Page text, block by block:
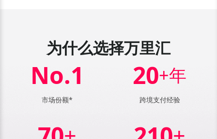
为什么选择万里汇
1
No.
市场份额*
20+年
跨境支付经验